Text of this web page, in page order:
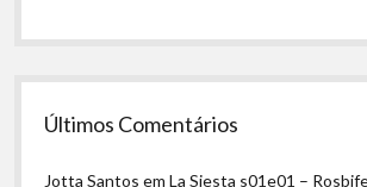
Últimos Comentários
Jotta Santos emLa Siesta s01e01 –